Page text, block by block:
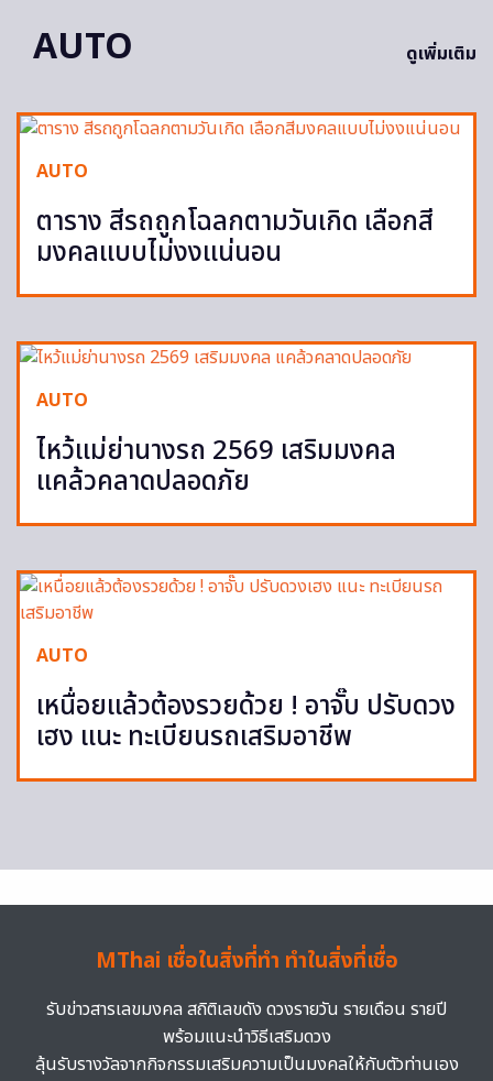
AUTO ดูเพิ่มเติม
AUTO
ตาราง สีรถถูกโฉลกตามวันเกิด เลือกสี
มงคลแบบไม่งงแน่นอน
AUTO
ไหว้แม่ย่านางรถ 2569 เสริมมงคล
แคล้วคลาดปลอดภัย
AUTO
เหนื่อยแล้วต้องรวยด้วย ! อาจั๊บ ปรับดวง
เฮง แนะ ทะเบียนรถเสริมอาชีพ
MThai เชื่อในสิ่งที่ทำ ทำในสิ่งที่เชื่อ
รับข่าวสารเลขมงคล สถิติเลขดัง ดวงรายวัน รายเดือน รายปี
พร้อมแนะนำวิธีเสริมดวง
ลุ้นรับรางวัลจากกิจกรรมเสริมความเป็นมงคลให้กับตัวท่านเอง